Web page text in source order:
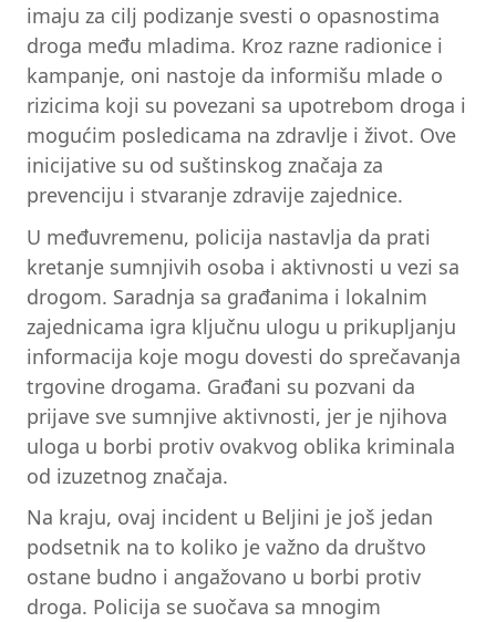
imaju za cilj podizanje svesti o opasnostima
droga među mladima. Kroz razne radionice i
kampanje, oni nastoje da informišu mlade o
rizicima koji su povezani sa upotrebom droga i
mogućim posledicama na zdravlje i život. Ove
inicijative su od suštinskog značaja za
prevenciju i stvaranje zdravije zajednice.
U međuvremenu, policija nastavlja da prati
kretanje sumnjivih osoba i aktivnosti u vezi sa
drogom. Saradnja sa građanima i lokalnim
zajednicama igra ključnu ulogu u prikupljanju
informacija koje mogu dovesti do sprečavanja
trgovine drogama. Građani su pozvani da
prijave sve sumnjive aktivnosti, jer je njihova
uloga u borbi protiv ovakvog oblika kriminala
od izuzetnog značaja.
Na kraju, ovaj incident u Beljini je još jedan
podsetnik na to koliko je važno da društvo
ostane budno i angažovano u borbi protiv
droga. Policija se suočava sa mnogim